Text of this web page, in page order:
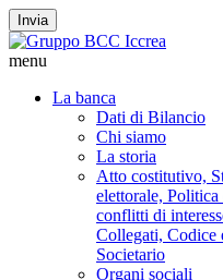
Invia
menu
La banca
Dati di Bilancio
Chi siamo
La storia
Atto costitutivo,
elettorale,
conflitti di
Collegati, Codice
Societario
Organi sociali